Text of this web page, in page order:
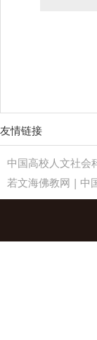
友情链接
中国高校人文社会
若文海佛教网 | 中